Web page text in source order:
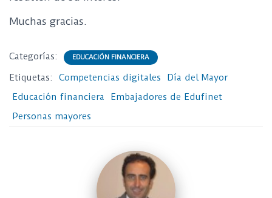
Muchas gracias.
Categorías: EDUCACIÓN FINANCIERA
Etiquetas: Competencias digitales
Día del Mayor
Educación financiera
Embajadores de Edufinet
Personas mayores